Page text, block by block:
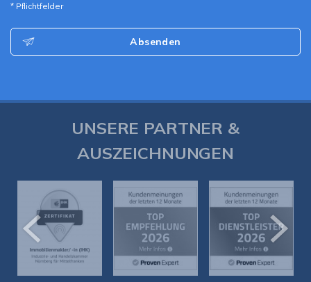
* Pflichtfelder
Absenden
UNSERE PARTNER &
AUSZEICHNUNGEN